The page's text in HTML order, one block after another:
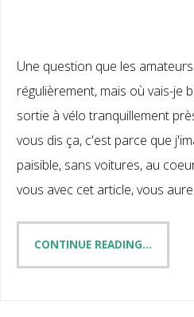
Une question que les
régulièrement, mais où vais-je
sortie à vélo tranquillement
vous dis ça, c'est parce que
paisible, sans voitures, au
vous avec cet article, vous
CONTINUE READING...